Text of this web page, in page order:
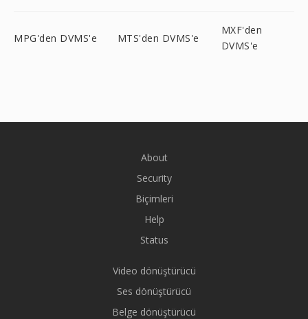
MPG'den DVMS'e MTS'den DVMS'e
MXF'den
DVMS'e
About
Security
Biçimleri
Help
Status
Video dönüştürücü
Ses dönüştürücü
Belge dönüştürücü